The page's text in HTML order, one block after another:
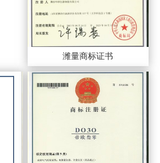
潍量商标证书